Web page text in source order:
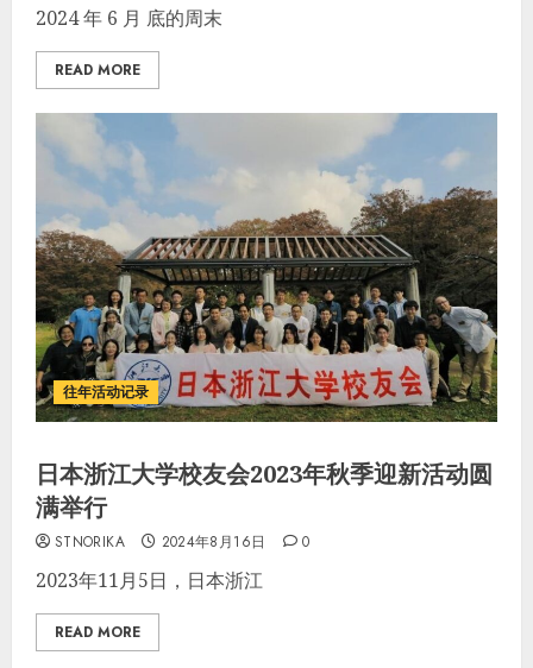
2024 年 6 月 底的周末
READ MORE
往年活动记录
日本浙江大学校友会2023年秋季迎新活动圆
满举行
STNORIKA 2024年8月16日 0
2023年11月5日，日本浙江
READ MORE